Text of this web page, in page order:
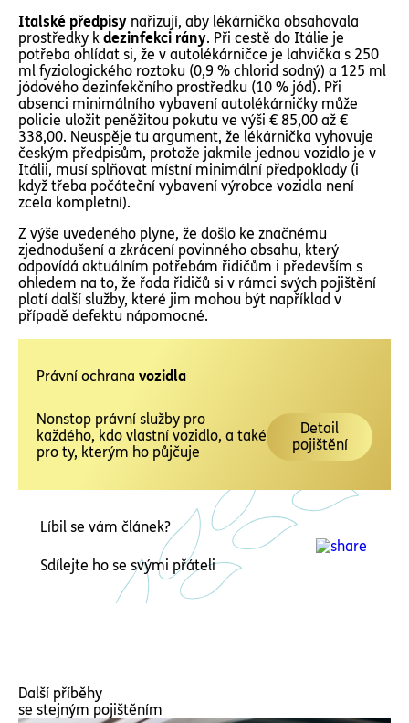
Italské předpisy nařizují, aby lékárnička obsahovala
prostředky k dezinfekci rány. Při cestě do Itálie je
potřeba ohlídat si, že v autolékárničce je lahvička s 250
ml fyziologického roztoku (0,9 % chlorid sodný) a 125 ml
jódového dezinfekčního prostředku (10 % jód). Při
absenci minimálního vybavení autolékárničky může
policie uložit peněžitou pokutu ve výši € 85,00 až €
338,00. Neuspěje tu argument, že lékárnička vyhovuje
českým předpisům, protože jakmile jednou vozidlo je v
Itálii, musí splňovat místní minimální předpoklady (i
když třeba počáteční vybavení výrobce vozidla není
zcela kompletní).
Z výše uvedeného plyne, že došlo ke značnému
zjednodušení a zkrácení povinného obsahu, který
odpovídá aktuálním potřebám řidičům i především s
ohledem na to, že řada řidičů si v rámci svých pojištění
platí další služby, které jim mohou být například v
případě defektu nápomocné.
Právní ochrana vozidla
Nonstop právní služby pro
každého, kdo vlastní vozidlo, a také
pro ty, kterým ho půjčuje
Detail
pojištění
Líbil se vám článek?
Sdílejte ho se svými přáteli
Další příběhy
se stejným pojištěním